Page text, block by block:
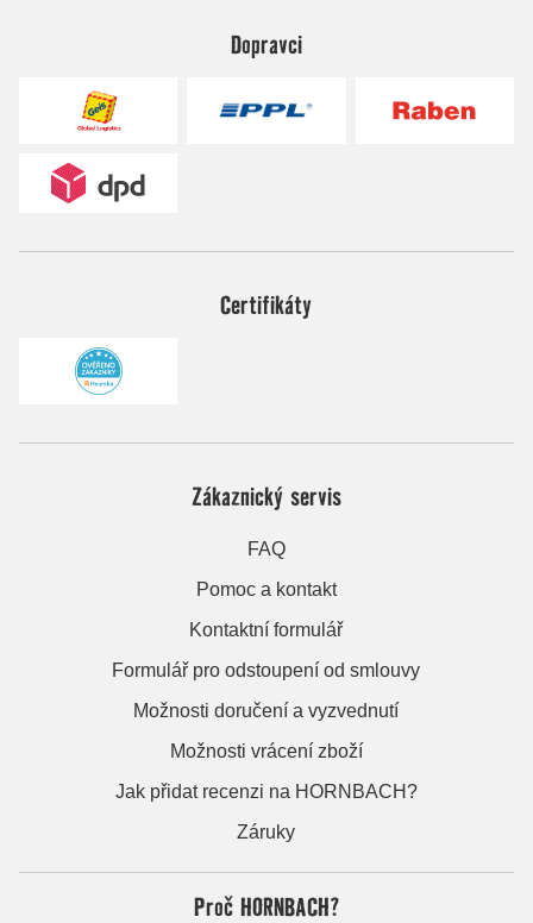
Dopravci
Certifikáty
Zákaznický servis
FAQ
Pomoc a kontakt
Kontaktní formulář
Formulář pro odstoupení od smlouvy
Možnosti doručení a vyzvednutí
Možnosti vrácení zboží
Jak přidat recenzi na HORNBACH?
Záruky
Proč HORNBACH?